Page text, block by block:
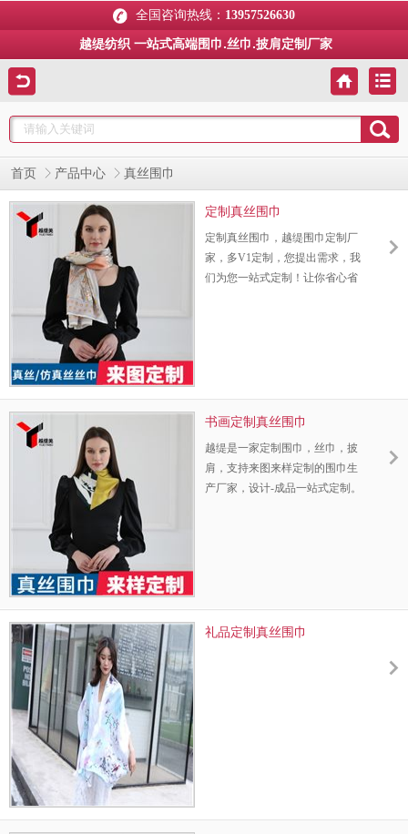
全国咨询热线： 13957526630
越缇纺织 一站式高端围巾.丝巾.披肩定制厂家
首页 产品中心 真丝围巾
定制真丝围巾
定制真丝围巾，越缇围巾定制厂
家，多V1定制，您提出需求，我
们为您一站式定制！让你省心省
书画定制真丝围巾
越缇是一家定制围巾，丝巾，披
肩，支持来图来样定制的围巾生
产厂家，设计-成品一站式定制。
礼品定制真丝围巾